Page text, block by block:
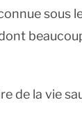
sous
de la vie